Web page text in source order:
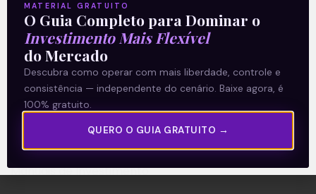
Termos e Condições
Política de Privacidade
Explore
Artigos
E Eu Com Isso?
Vídeos no Youtube
Manuais de Investimento
MATERIAL GRATUITO
O Guia Completo para Dominar o
Investimento Mais Flexível
do Mercado
Descubra como operar com mais liberdade, controle e
consistência — independente do cenário. Baixe agora, é
100% gratuito.
QUERO O GUIA GRATUITO →